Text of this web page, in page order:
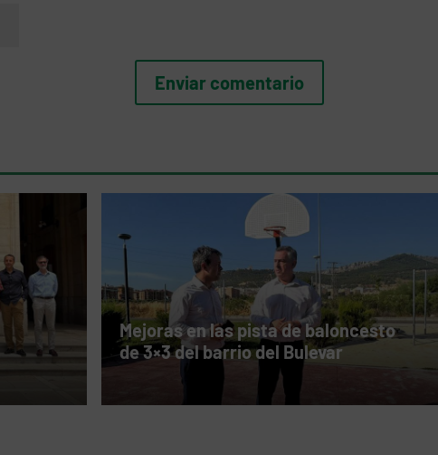
Mejoras en las pista de baloncesto
de 3×3 del barrio del Bulevar